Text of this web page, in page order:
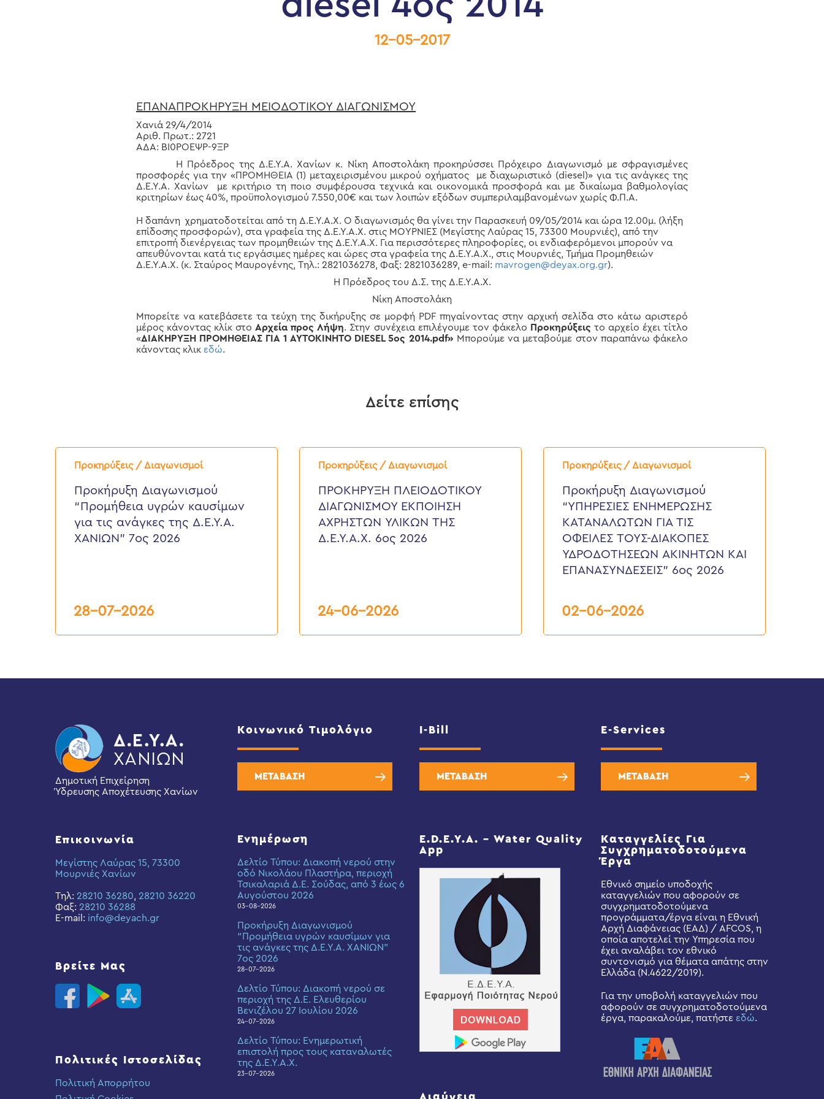
12-05-2017
ΕΠΑΝΑΠΡΟΚΗΡΥΞΗ ΜΕΙΟΔΟΤΙΚΟΥ ΔΙΑΓΩΝΙΣΜΟΥ
Χανιά 29/4/2014
Αριθ. Πρωτ.: 2721
ΑΔΑ: ΒΙ0ΡΟΕΨΡ-9ΞΡ
Η Πρόεδρος της Δ.Ε.Υ.Α. Χανίων κ. Νίκη Αποστολάκη προκηρύσσει Πρόχειρο Διαγωνισμό με σφραγισμένες
προσφορές για την «ΠΡΟΜΗΘΕΙΑ (1) μεταχειρισμένου μικρού οχήματος με διαχωριστικό (diesel)» για τις ανάγκες της
Δ.Ε.Υ.Α. Χανίων με κριτήριο τη ποιο συμφέρουσα τεχνικά και οικονομικά προσφορά και με δικαίωμα βαθμολογίας
κριτηρίων έως 40%, προϋπολογισμού 7.550,00€ και των λοιπών εξόδων συμπεριλαμβανομένων χωρίς Φ.Π.Α.
Η δαπάνη χρηματοδοτείται από τη Δ.Ε.Υ.Α.Χ. Ο διαγωνισμός θα γίνει την Παρασκευή 09/05/2014 και ώρα 12.00μ. (λήξη
επίδοσης προσφορών), στα γραφεία της Δ.Ε.Υ.Α.Χ. στις ΜΟΥΡΝΙΕΣ (Μεγίστης Λαύρας 15, 73300 Μουρνιές), από την
επιτροπή διενέργειας των προμηθειών της Δ.Ε.Υ.Α.Χ. Για περισσότερες πληροφορίες, οι ενδιαφερόμενοι μπορούν να
απευθύνονται κατά τις εργάσιμες ημέρες και ώρες στα γραφεία της Δ.Ε.Υ.Α.Χ., στις Μουρνιές, Τμήμα Προμηθειών
Δ.Ε.Υ.Α.Χ. (κ. Σταύρος Μαυρογένης, Τηλ.: 2821036278, Φαξ: 2821036289, e-mail: mavrogen@deyax.org.gr).
Η Πρόεδρος του Δ.Σ. της Δ.Ε.Υ.Α.Χ.
Νίκη Αποστολάκη
Μπορείτε να κατεβάσετε τα τεύχη της δικήρυξης σε μορφή PDF πηγαίνοντας στην αρχική σελίδα στο κάτω αριστερό
μέρος κάνοντας κλίκ στοΑρχεία προς Λήψη. Στην συνέχεια επιλέγουμε τον φάκελο Προκηρύξεις το αρχείο έχει τίτλο
«ΔΙΑΚΗΡΥΞΗ ΠΡΟΜΗΘΕΙΑΣ ΓΙΑ 1 ΑΥΤΟΚΙΝΗΤΟ DIESEL 5ος 2014.pdf» Μπορούμε να μεταβούμε στον παραπάνω φάκελο
κάνοντας κλικ εδώ.
Δείτε επίσης
Προκηρύξεις / Διαγωνισμοί
Προκήρυξη
Διαγωνισμού
υγρών
καυσίμων
ανάγκες
Προκήρυξη Διαγωνισμού
“Προμήθεια υγρών καυσίμων
για τις ανάγκες της Δ.Ε.Υ.Α.
ΧΑΝΙΩΝ” 7ος 2026
28-07-2026
Προκηρύξεις / Διαγωνισμοί
ΠΡΟΚΗΡΥΞΗ
ΠΛΕΙΟΔΟΤΙΚΟΥ
ΕΚΠΟΙΗΣΗ
ΑΧΡΗΣΤΩΝ
ΥΛΙΚΩΝ
Δ.Ε.Υ.Α.Χ.
ΠΡΟΚΗΡΥΞΗ ΠΛΕΙΟΔΟΤΙΚΟΥ
ΔΙΑΓΩΝΙΣΜΟΥ ΕΚΠΟΙΗΣΗ
ΑΧΡΗΣΤΩΝ ΥΛΙΚΩΝ ΤΗΣ
Δ.Ε.Υ.Α.Χ. 6ος 2026
24-06-2026
Προκηρύξεις / Διαγωνισμοί
Προκήρυξη
Διαγωνισμού
ΕΝΗΜΕΡΩΣΗΣ
ΚΑΤΑΝΑΛΩΤΩΝ
ΟΦΕΙΛΕΣ
ΤΟΥΣ-
ΔΙΑΚΟΠΕΣ
ΑΚΙΝΗΤΩΝ
2026
Προκήρυξη Διαγωνισμού
“ΥΠΗΡΕΣΙΕΣ ΕΝΗΜΕΡΩΣΗΣ
ΚΑΤΑΝΑΛΩΤΩΝ ΓΙΑ ΤΙΣ
ΟΦΕΙΛΕΣ ΤΟΥΣ-ΔΙΑΚΟΠΕΣ
ΥΔΡΟΔΟΤΗΣΕΩΝ ΑΚΙΝΗΤΩΝ ΚΑΙ
ΕΠΑΝΑΣΥΝΔΕΣΕΙΣ” 6ος 2026
02-06-2026
Δημοτική Επιχείρηση
Ύδρευσης Αποχέτευσης Χανίων
Επικοινωνία
Μεγίστης Λαύρας 15, 73300
Μουρνιές Χανίων
Τηλ: 28210 36280, 28210 36220
Φαξ: 28210 36288
E-mail: info@deyach.gr
Βρείτε Μας
Πολιτικές Ιστοσελίδας
Πολιτική Απορρήτου
Κοινωνικό Τιμολόγιο
ΜΕΤΑΒΑΣΗ
Ενημέρωση
Δελτίο Τύπου: Διακοπή νερού στην
οδό Νικολάου Πλαστήρα, περιοχή
Τσικαλαριά Δ.Ε. Σούδας, από 3 έως 6
Αυγούστου 2026
03-08-2026
Προκήρυξη Διαγωνισμού
“Προμήθεια υγρών καυσίμων για
τις ανάγκες της Δ.Ε.Υ.Α. ΧΑΝΙΩΝ”
7ος 2026
28-07-2026
Δελτίο Τύπου: Διακοπή νερού σε
περιοχή της Δ.Ε. Ελευθερίου
Βενιζέλου 27 Ιουλίου 2026
24-07-2026
Δελτίο Τύπου: Eνημερωτική
επιστολή προς τους καταναλωτές
της Δ.Ε.Υ.Α.Χ.
23-07-2026
I-Bill
ΜΕΤΑΒΑΣΗ
E.D.E.Y.A. – Water Quality
App
Διαύγεια
E-Services
ΜΕΤΑΒΑΣΗ
Καταγγελίες Για
Συγχρηματοδοτούμενα
Έργα
Εθνικό σημείο υποδοχής
καταγγελιών που αφορούν σε
συγχρηματοδοτούμενα
προγράμματα/έργα είναι η Εθνική
Αρχή Διαφάνειας (ΕΑΔ) / AFCOS, η
οποία αποτελεί την Υπηρεσία που
έχει αναλάβει τον εθνικό
συντονισμό για θέματα απάτης στην
Ελλάδα (Ν.4622/2019).
Για την υποβολή καταγγελιών που
αφορούν σε συγχρηματοδοτούμενα
έργα, παρακαλούμε, πατήστε εδώ.